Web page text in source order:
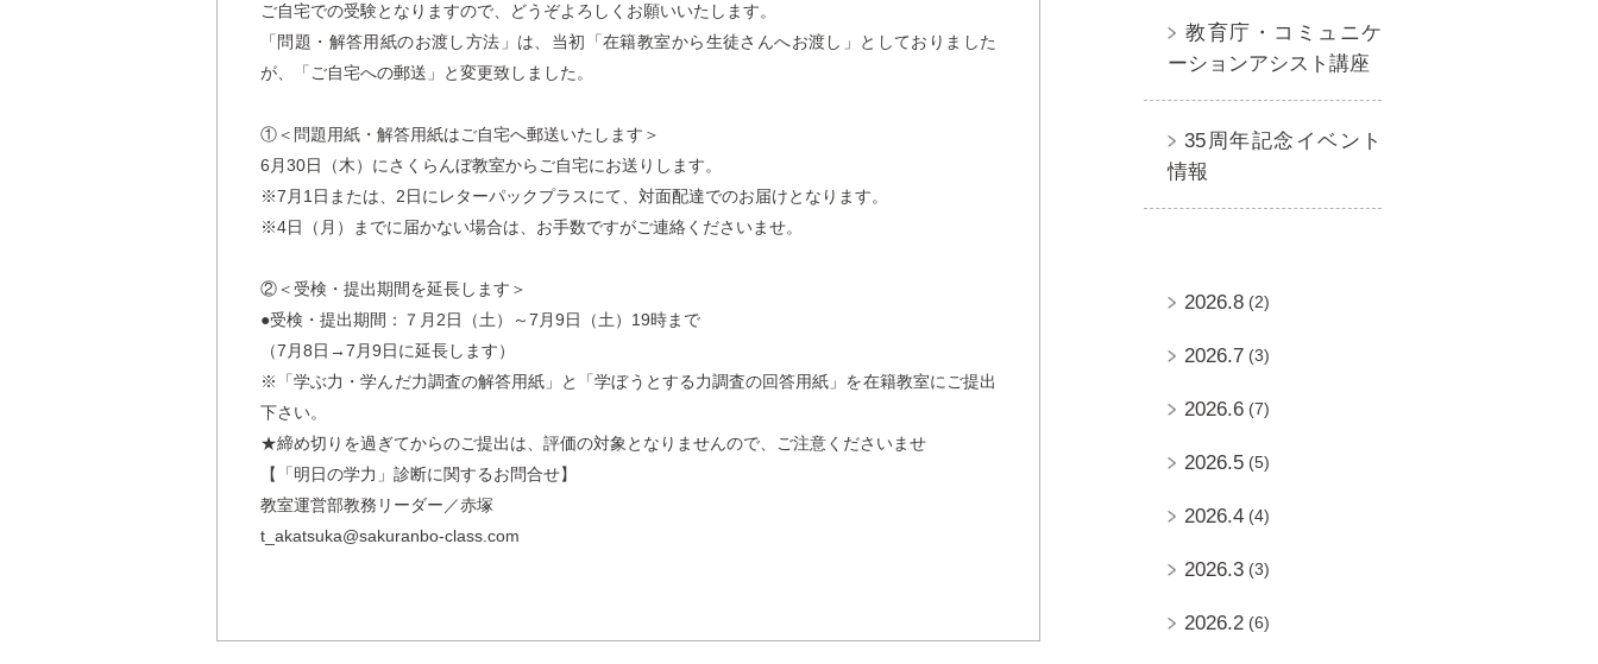
ご自宅での受験となりますので、どうぞよろしくお願いいたします。
「問題・解答用紙のお渡し方法」は、当初「在籍教室から生徒さんへお渡し」としておりました
が、「ご自宅への郵送」と変更致しました。
①＜問題用紙・解答用紙はご自宅へ郵送いたします＞
6月30日（木）にさくらんぼ教室からご自宅にお送りします。
※7月1日または、2日にレターパックプラスにて、対面配達でのお届けとなります。
※4日（月）までに届かない場合は、お手数ですがご連絡くださいませ。
②＜受検・提出期間を延長します＞
●受検・提出期間：７月2日（土）～7月9日（土）19時まで
（7月8日→7月9日に延長します）
※「学ぶ力・学んだ力調査の解答用紙」と「学ぼうとする力調査の回答用紙」を在籍教室にご提出
下さい。
★締め切りを過ぎてからのご提出は、評価の対象となりませんので、ご注意くださいませ
【「明日の学力」診断に関するお問合せ】
教室運営部教務リーダー／赤塚
t_akatsuka@sakuranbo-class.com
教育庁・コミュニケ
ーションアシスト講座
35周年記念イベント
情報
2026.8 (2)
2026.7 (3)
2026.6 (7)
2026.5 (5)
2026.4 (4)
2026.3 (3)
2026.2 (6)